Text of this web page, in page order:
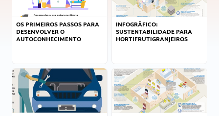
OS PRIMEIROS PASSOS PARA
DESENVOLVER O
AUTOCONHECIMENTO
INFOGRÁFICO:
SUSTENTABILIDADE PARA
HORTIFRUTIGRANJEIROS